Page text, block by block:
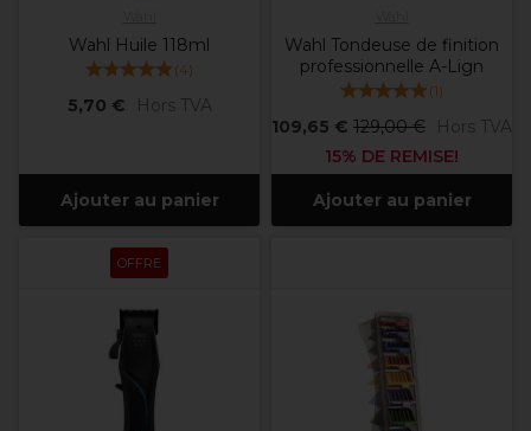
Wahl Huile 118ml
(4)
5,70 € Hors TVA
Ajouter au panier
Wahl Tondeuse de finition
professionnelle A-Lign
(1)
109,65 € 129,00 €
Hors TVA
15% DE REMISE!
Ajouter au panier
OFFRE